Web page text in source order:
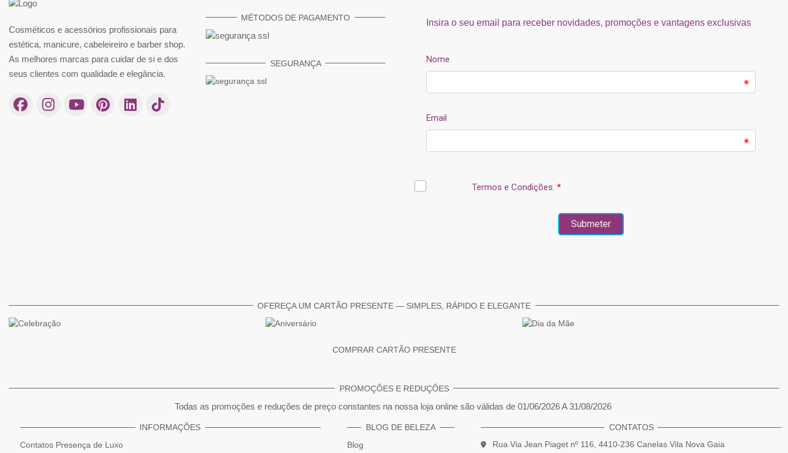
Cosméticos e acessórios profissionais para
estética, manicure, cabeleireiro e barber shop.
As melhores marcas para cuidar de si e dos
seus clientes com qualidade e elegância.
MÉTODOS DE PAGAMENTO
SEGURANÇA
OFEREÇA UM CARTÃO PRESENTE — SIMPLES, RÁPIDO E ELEGANTE
COMPRAR CARTÃO PRESENTE
PROMOÇÕES E REDUÇÕES
Todas as promoções e reduções de preço constantes na nossa loja online são válidas de 01/06/2026 A 31/08/2026
INFORMAÇÕES
Contatos Presença de Luxo
BLOG DE BELEZA
Blog
CONTATOS
Rua Via Jean Piaget nº 116, 4410-236 Canelas Vila Nova Gaia